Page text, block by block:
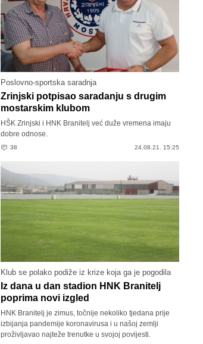
Poslovno-sportska saradnja
Zrinjski potpisao saradanju s drugim
mostarskim klubom
HŠK Zrinjski i HNK Branitelj već duže vremena imaju
dobre odnose.
38 24.08.21. 15:25
Klub se polako podiže iz krize koja ga je pogodila
Iz dana u dan stadion HNK Branitelj
poprima novi izgled
HNK Branitelj je zimus, točnije nekoliko tjedana prije
izbijanja pandemije koronavirusa i u našoj zemlji
proživljavao najteže trenutke u svojoj povijesti.